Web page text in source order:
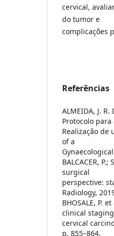
cervical,
do tumor e
complicações
Referências
ALMEIDA, J.
Protocolo para
Realização de
of a
BALCACER,
surgical
perspective:
Radiology,
BHOSALE, P.
clinical
cervical
p. 855–864,